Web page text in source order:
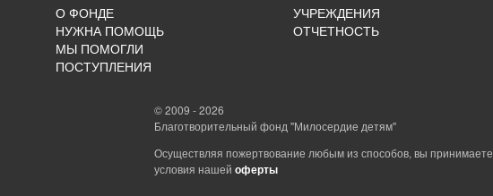
О ФОНДЕ
НУЖНА ПОМОЩЬ
МЫ ПОМОГЛИ
ПОСТУПЛЕНИЯ
УЧРЕЖДЕНИЯ
ОТЧЕТНОСТЬ
© 2009 - 2026
Благотворительный фонд "Милосердие детям"
Осуществляя пожертвование любым из способов, вы принимаете
условия нашей оферты